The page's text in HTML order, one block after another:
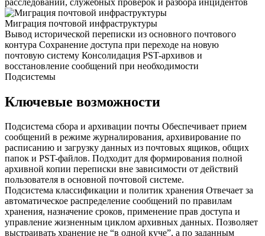
Миграция почтовой инфраструктуры
Вывод исторической переписки из основного почтового
контура Сохранение доступа при переходе на новую
почтовую систему Консолидация PST-архивов и
восстановление сообщений при необходимости
Подсистемы
Ключевые возможности
Подсистема сбора и архивации почты Обеспечивает прием
сообщений в режиме журналирования, архивирование по
расписанию и загрузку данных из почтовых ящиков, общих
папок и PST-файлов. Подходит для формирования полной
архивной копии переписки вне зависимости от действий
пользователя в основной почтовой системе.
Подсистема классификации и политик хранения Отвечает за
автоматическое распределение сообщений по правилам
хранения, назначение сроков, применение прав доступа и
управление жизненным циклом архивных данных. Позволяет
выстраивать хранение не “в одной куче”, а по заданным